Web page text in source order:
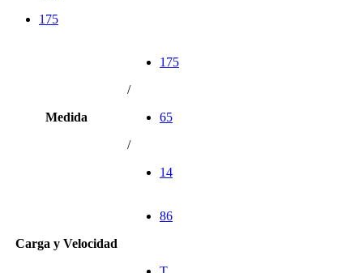
175
Medida
175
/
65
/
14
Carga y Velocidad
86